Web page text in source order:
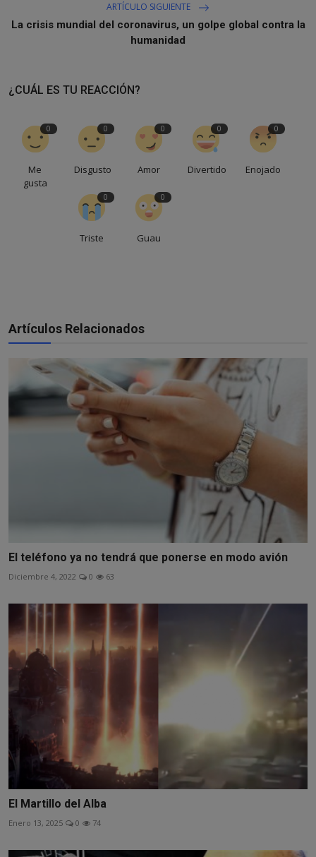
ARTÍCULO SIGUIENTE
La crisis mundial del coronavirus, un golpe global contra la
humanidad
¿CUÁL ES TU REACCIÓN?
0
Me
gusta
0
Disgusto
0
Amor
0
Divertido
0
Enojado
0
Triste
0
Guau
Artículos Relacionados
El teléfono ya no tendrá que ponerse en modo avión
Diciembre 4, 2022 0 63
El Martillo del Alba
Enero 13, 2025 0 74